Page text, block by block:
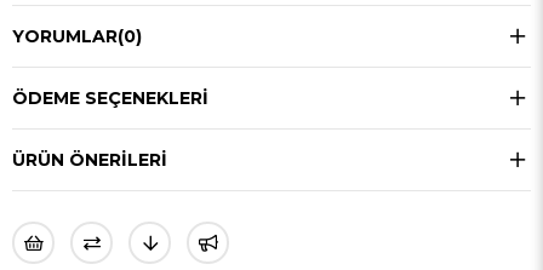
YORUMLAR(0)
ÖDEME SEÇENEKLERI
ÜRÜN ÖNERILERI